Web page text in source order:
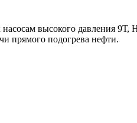
насосам высокого давления
прямого подогрева нефти.